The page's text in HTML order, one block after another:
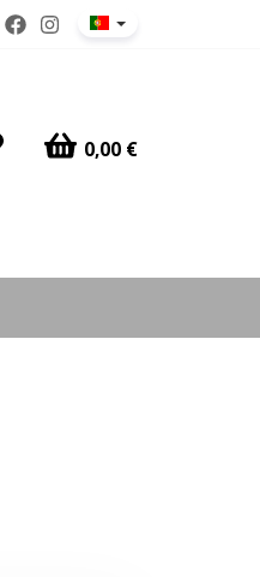
0,00 €